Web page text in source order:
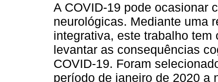
A COVID-19 pode ocasionar
neurológicas. Mediante uma
integrativa, este trabalho tem
levantar as consequências
COVID-19. Foram
período de janeiro de 2020 a